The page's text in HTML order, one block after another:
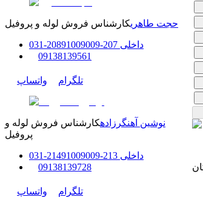
حجت طاهریکارشناس فروش لوله و پروفیل
داخلی 207-208
91009009
-
031
09138139561
تلگرام واتساپ
نوشین آهنگرزادهکارشناس فروش لوله و
پروفیل
داخلی 213-214
91009009
-
031
09138139728
تلگرام واتساپ